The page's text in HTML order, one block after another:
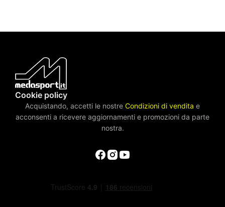
Cookie policy
Acquistando, accetti le nostre Condizioni di vendita e
acconsenti a ricevere aggiornamenti e promozioni da parte
nostra.